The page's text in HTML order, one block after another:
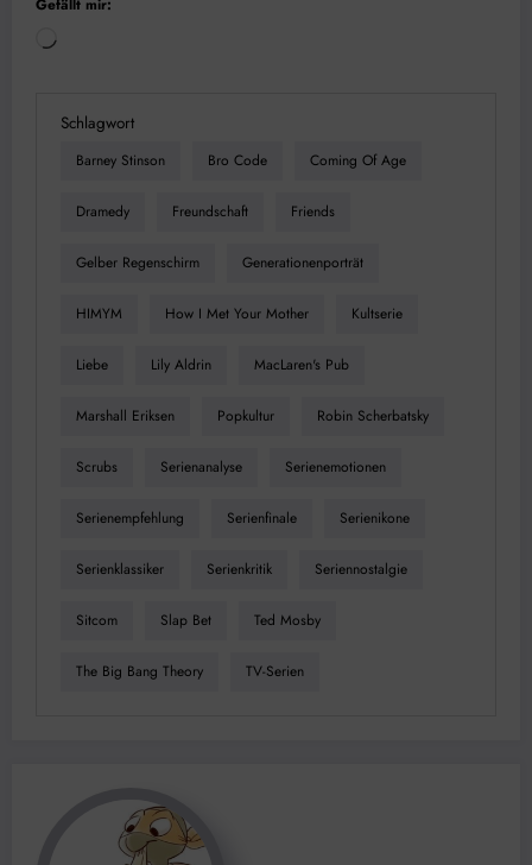
Gefällt mir:
Wird
Schlagwort
Barney Stinson Bro Code Coming Of Age
Dramedy Freundschaft Friends
Gelber Regenschirm Generationenporträt
HIMYM How I Met Your Mother Kultserie
Liebe Lily Aldrin MacLaren's Pub
Marshall Eriksen Popkultur Robin Scherbatsky
Scrubs Serienanalyse Serienemotionen
Serienempfehlung Serienfinale Serienikone
Serienklassiker Serienkritik Seriennostalgie
Sitcom Slap Bet Ted Mosby
The Big Bang Theory TV-Serien